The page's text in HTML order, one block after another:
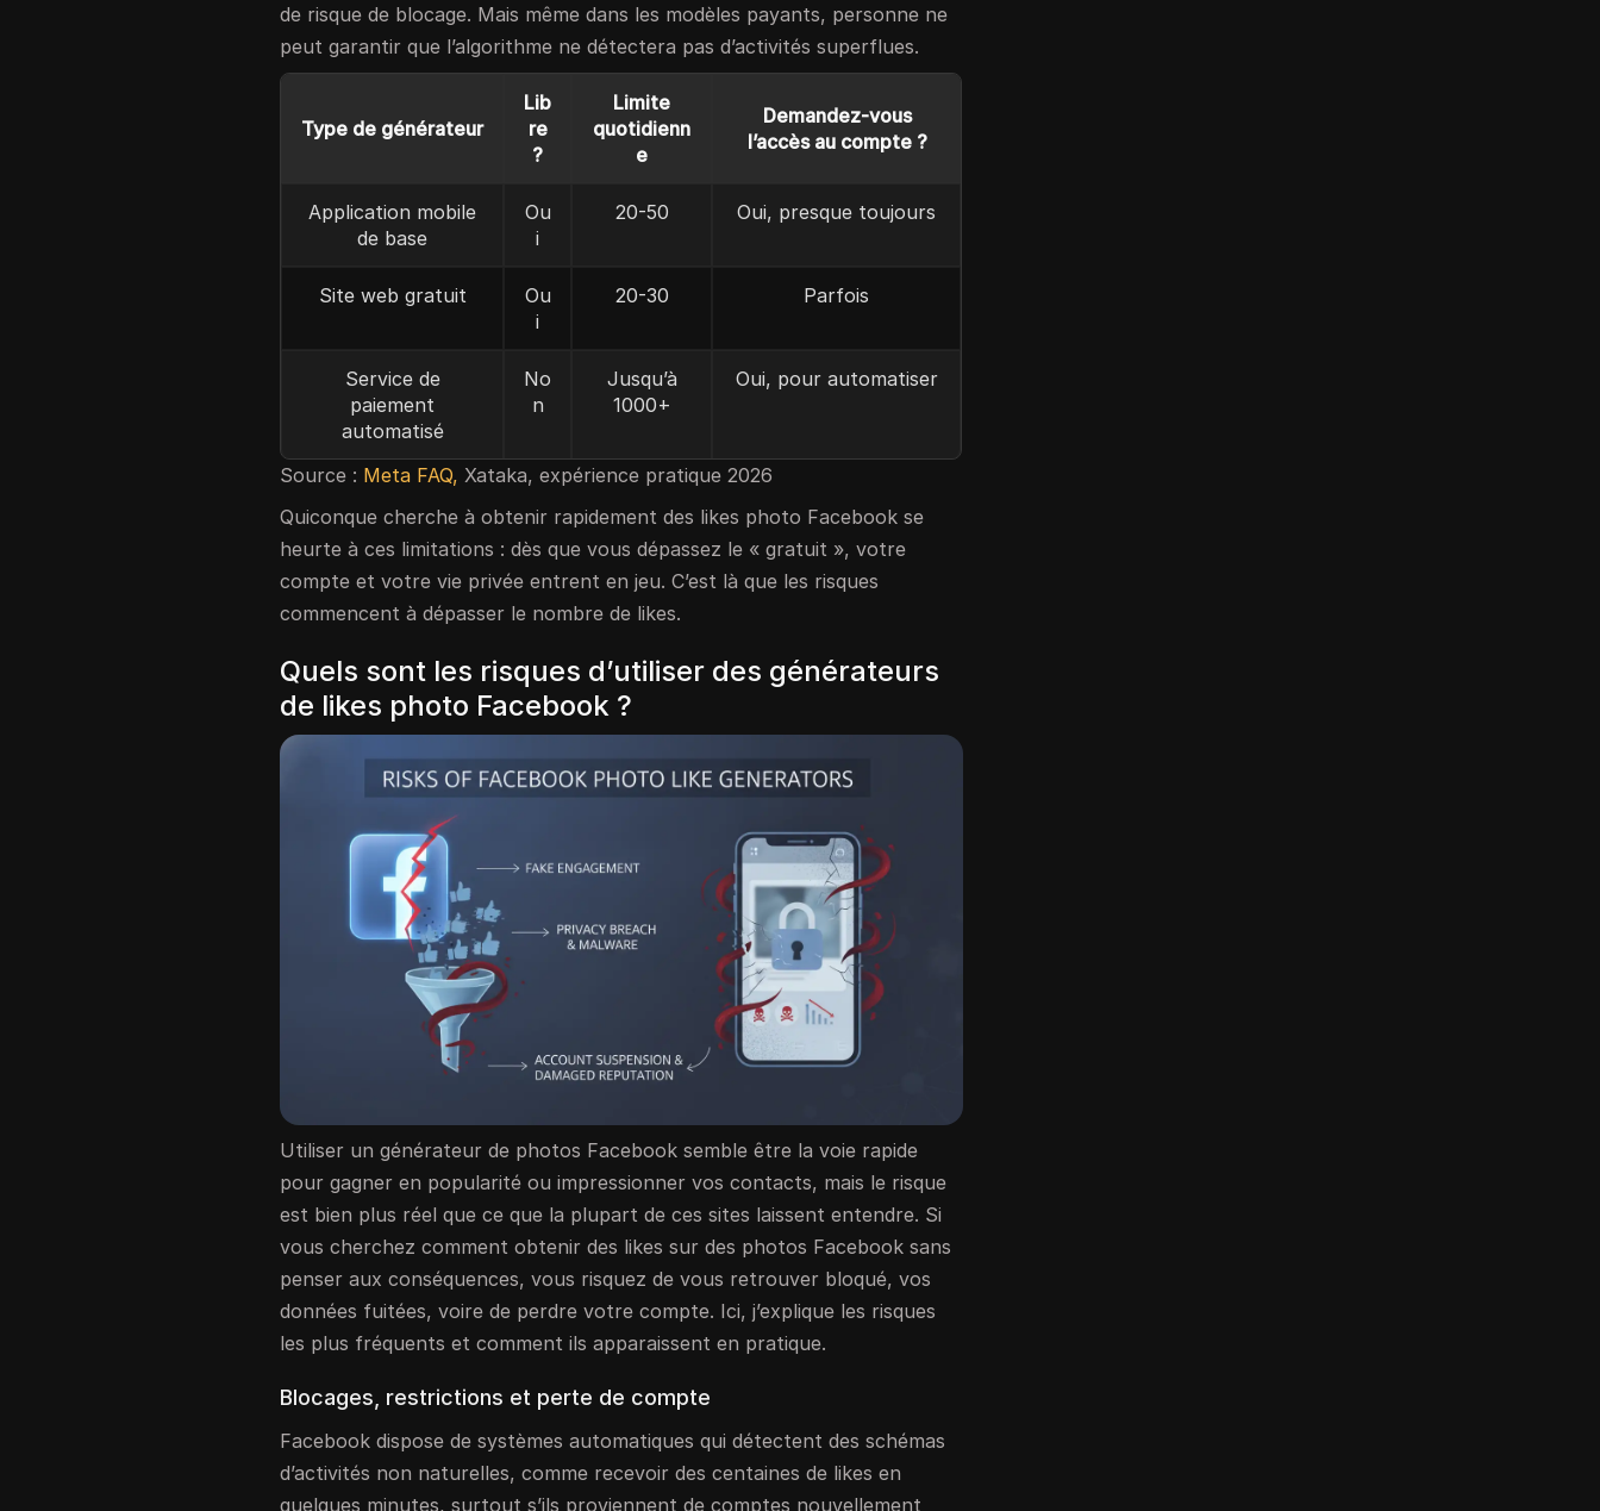
de risque de blocage. Mais même dans les modèles payants, personne ne
peut garantir que l’algorithme ne détectera pas d’activités superflues.
Type de générateur
Lib
re
?
Limite
quotidienn
e
Demandez-vous
l’accès au compte ?
Application mobile
de base
Ou
i
20-50 Oui, presque toujours
Site web gratuit
Ou
i
20-30 Parfois
Service de
paiement
automatisé
No
n
Jusqu’à
1000+
Oui, pour automatiser
Source : Meta FAQ, Xataka, expérience pratique 2026
Quiconque cherche à obtenir rapidement des likes photo Facebook se
heurte à ces limitations : dès que vous dépassez le « gratuit », votre
compte et votre vie privée entrent en jeu. C’est là que les risques
commencent à dépasser le nombre de likes.
Quels sont les risques d’utiliser des générateurs
de likes photo Facebook ?
Utiliser un générateur de photos Facebook semble être la voie rapide
pour gagner en popularité ou impressionner vos contacts, mais le risque
est bien plus réel que ce que la plupart de ces sites laissent entendre. Si
vous cherchez comment obtenir des likes sur des photos Facebook sans
penser aux conséquences, vous risquez de vous retrouver bloqué, vos
données fuitées, voire de perdre votre compte. Ici, j’explique les risques
les plus fréquents et comment ils apparaissent en pratique.
Blocages, restrictions et perte de compte
Facebook dispose de systèmes automatiques qui détectent des schémas
d’activités non naturelles, comme recevoir des centaines de likes en
quelques minutes, surtout s’ils proviennent de comptes nouvellement